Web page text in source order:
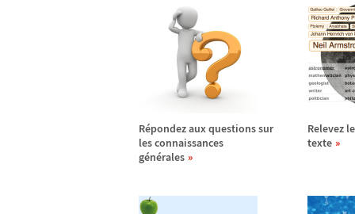
Répondez aux questions sur
les connaissances
générales
Relevez
texte